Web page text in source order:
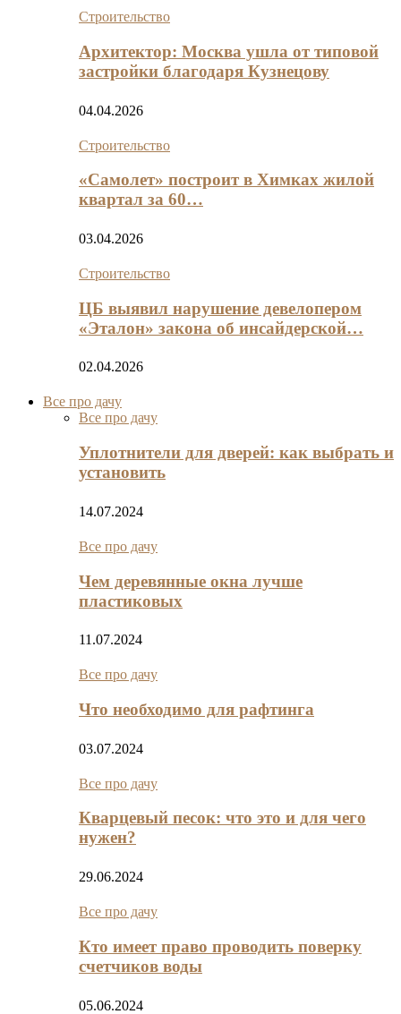
Строительство
Архитектор: Москва ушла от типовой
застройки благодаря Кузнецову
04.04.2026
Строительство
«Самолет» построит в Химках жилой
квартал за 60…
03.04.2026
Строительство
ЦБ выявил нарушение девелопером
«Эталон» закона об инсайдерской…
02.04.2026
Все про дачу
Все про дачу
Уплотнители для дверей: как выбрать и
установить
14.07.2024
Все про дачу
Чем деревянные окна лучше
пластиковых
11.07.2024
Все про дачу
Что необходимо для рафтинга
03.07.2024
Все про дачу
Кварцевый песок: что это и для чего
нужен?
29.06.2024
Все про дачу
Кто имеет право проводить поверку
счетчиков воды
05.06.2024